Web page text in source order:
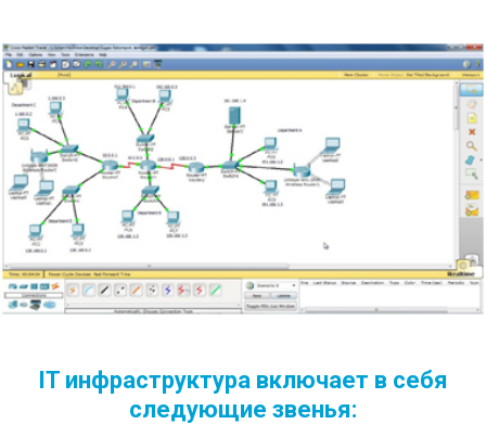
IT инфраструктура включает в себя
следующие звенья: